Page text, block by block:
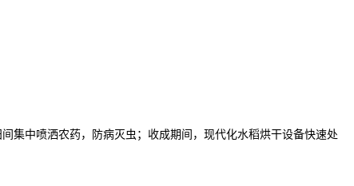
中喷洒农药，防病灭虫；收成期间，现代化水稻烘干设备快速处